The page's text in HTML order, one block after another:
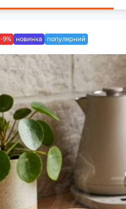
-9% новинка популярний